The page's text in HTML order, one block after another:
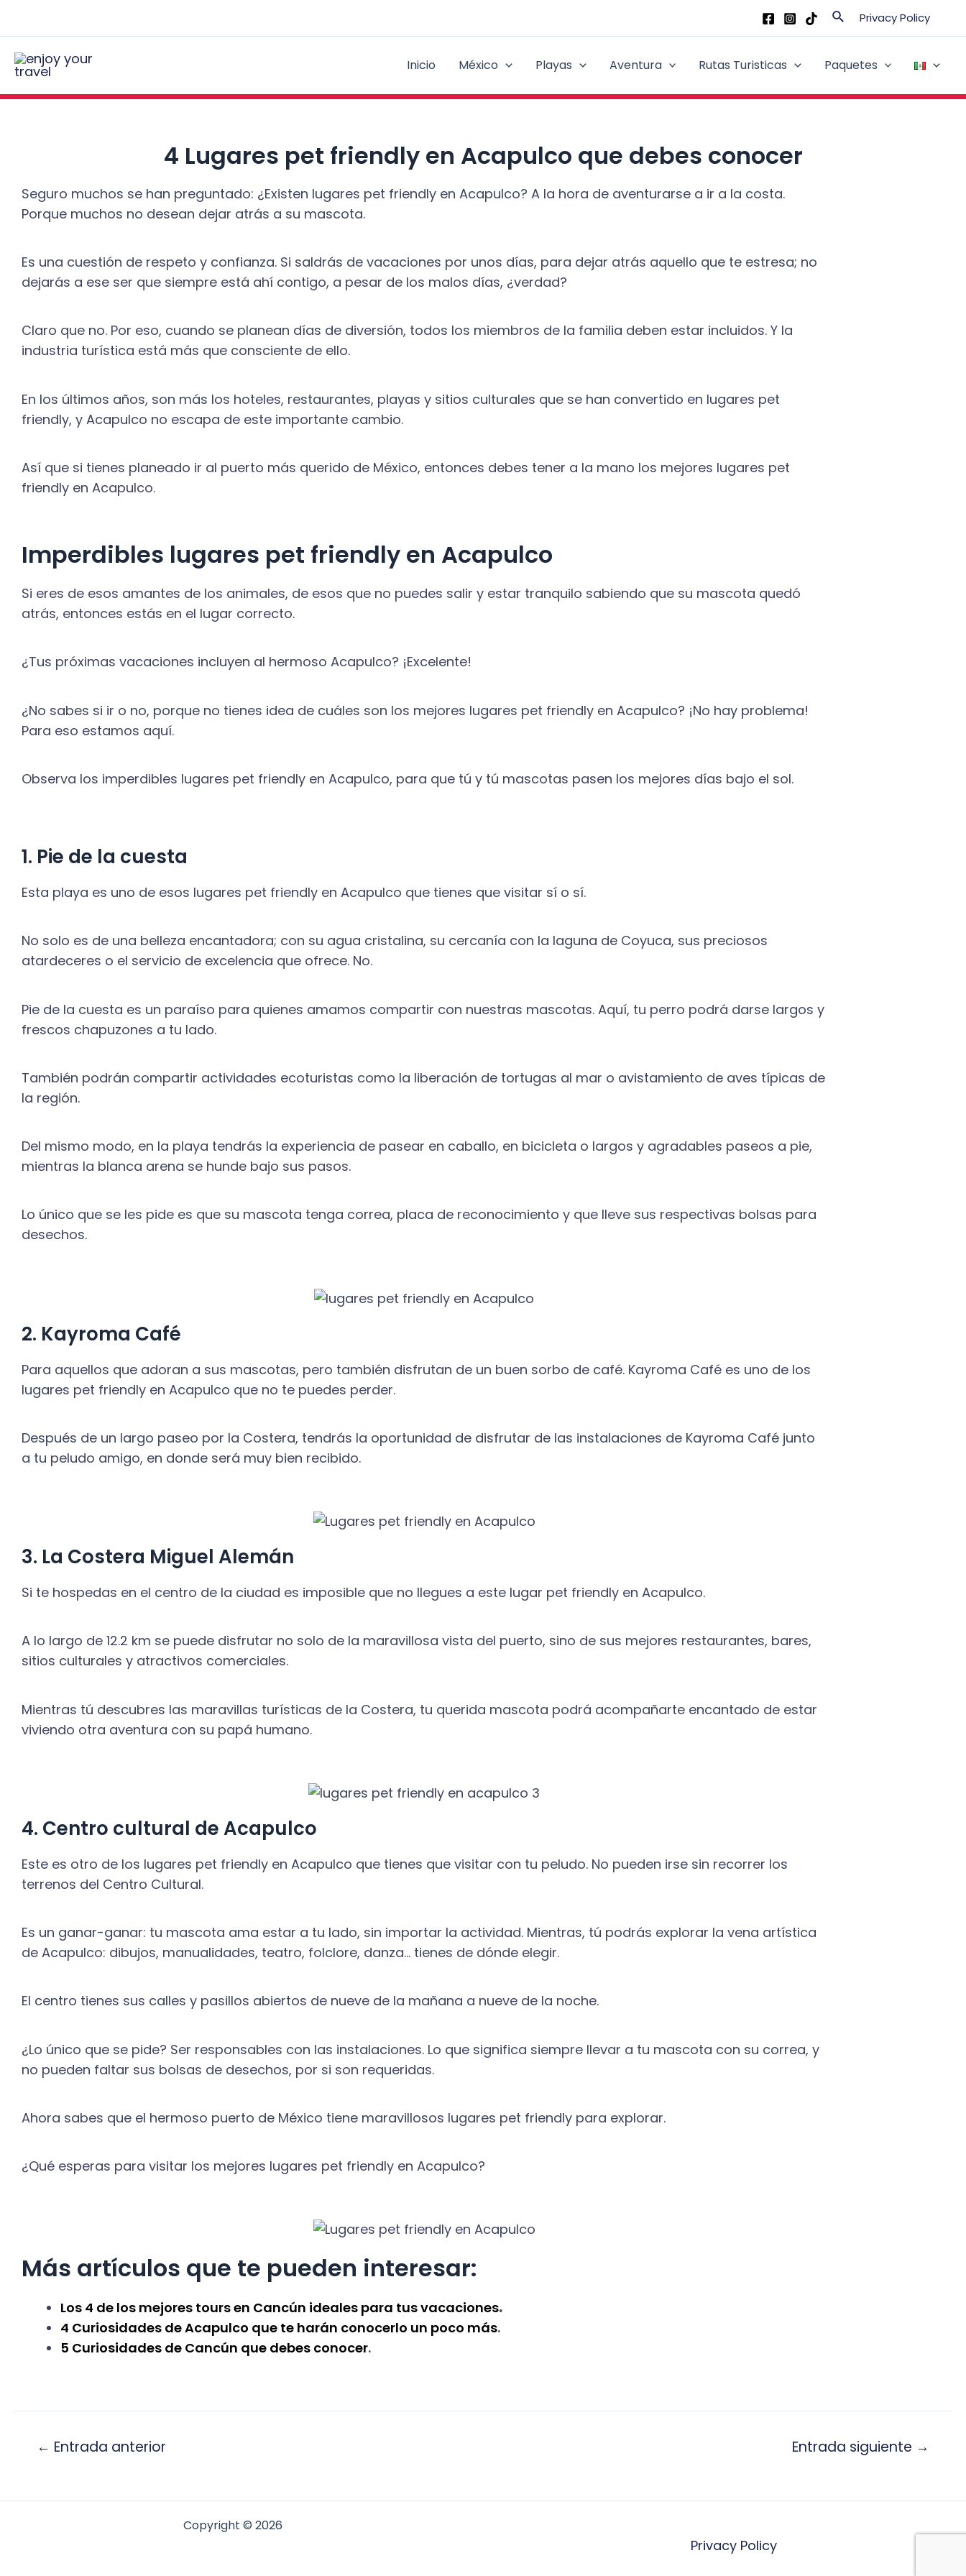
contenido
BuscarPrivacy Policy
Inicio México Playas Aventura Rutas Turisticas Paquetes
4 Lugares pet friendly en Acapulco que debes conocer
Seguro muchos se han preguntado: ¿Existen lugares pet friendly en Acapulco? A la hora de aventurarse a ir a la costa.
Porque muchos no desean dejar atrás a su mascota.
Es una cuestión de respeto y confianza. Si saldrás de vacaciones por unos días, para dejar atrás aquello que te estresa; no
dejarás a ese ser que siempre está ahí contigo, a pesar de los malos días, ¿verdad?
Claro que no. Por eso, cuando se planean días de diversión, todos los miembros de la familia deben estar incluidos. Y la
industria turística está más que consciente de ello.
En los últimos años, son más los hoteles, restaurantes, playas y sitios culturales que se han convertido en lugares pet
friendly, y Acapulco no escapa de este importante cambio.
Así que si tienes planeado ir al puerto más querido de México, entonces debes tener a la mano los mejores lugares pet
friendly en Acapulco.
Imperdibles lugares pet friendly en Acapulco
Si eres de esos amantes de los animales, de esos que no puedes salir y estar tranquilo sabiendo que su mascota quedó
atrás, entonces estás en el lugar correcto.
¿Tus próximas vacaciones incluyen al hermoso Acapulco? ¡Excelente!
¿No sabes si ir o no, porque no tienes idea de cuáles son los mejores lugares pet friendly en Acapulco? ¡No hay problema!
Para eso estamos aquí.
Observa los imperdibles lugares pet friendly en Acapulco, para que tú y tú mascotas pasen los mejores días bajo el sol.
1. Pie de la cuesta
Esta playa es uno de esos lugares pet friendly en Acapulco que tienes que visitar sí o sí.
No solo es de una belleza encantadora; con su agua cristalina, su cercanía con la laguna de Coyuca, sus preciosos
atardeceres o el servicio de excelencia que ofrece. No.
Pie de la cuesta es un paraíso para quienes amamos compartir con nuestras mascotas. Aquí, tu perro podrá darse largos y
frescos chapuzones a tu lado.
También podrán compartir actividades ecoturistas como la liberación de tortugas al mar o avistamiento de aves típicas de
la región.
Del mismo modo, en la playa tendrás la experiencia de pasear en caballo, en bicicleta o largos y agradables paseos a pie,
mientras la blanca arena se hunde bajo sus pasos.
Lo único que se les pide es que su mascota tenga correa, placa de reconocimiento y que lleve sus respectivas bolsas para
desechos.
2. Kayroma Café
Para aquellos que adoran a sus mascotas, pero también disfrutan de un buen sorbo de café. Kayroma Café es uno de los
lugares pet friendly en Acapulco que no te puedes perder.
Después de un largo paseo por la Costera, tendrás la oportunidad de disfrutar de las instalaciones de Kayroma Café junto
a tu peludo amigo, en donde será muy bien recibido.
3. La Costera Miguel Alemán
Si te hospedas en el centro de la ciudad es imposible que no llegues a este lugar pet friendly en Acapulco.
A lo largo de 12.2 km se puede disfrutar no solo de la maravillosa vista del puerto, sino de sus mejores restaurantes, bares,
sitios culturales y atractivos comerciales.
Mientras tú descubres las maravillas turísticas de la Costera, tu querida mascota podrá acompañarte encantado de estar
viviendo otra aventura con su papá humano.
4. Centro cultural de Acapulco
Este es otro de los lugares pet friendly en Acapulco que tienes que visitar con tu peludo. No pueden irse sin recorrer los
terrenos del Centro Cultural.
Es un ganar-ganar: tu mascota ama estar a tu lado, sin importar la actividad. Mientras, tú podrás explorar la vena artística
de Acapulco: dibujos, manualidades, teatro, folclore, danza… tienes de dónde elegir.
El centro tienes sus calles y pasillos abiertos de nueve de la mañana a nueve de la noche.
¿Lo único que se pide? Ser responsables con las instalaciones. Lo que significa siempre llevar a tu mascota con su correa, y
no pueden faltar sus bolsas de desechos, por si son requeridas.
Ahora sabes que el hermoso puerto de México tiene maravillosos lugares pet friendly para explorar.
¿Qué esperas para visitar los mejores lugares pet friendly en Acapulco?
Más artículos que te pueden interesar:
Los 4 de los mejores tours en Cancún ideales para tus vacaciones.
4 Curiosidades de Acapulco que te harán conocerlo un poco más.
5 Curiosidades de Cancún que debes conocer.
entradas
← Entrada anterior Entrada siguiente →
Copyright © 2026
Privacy Policy